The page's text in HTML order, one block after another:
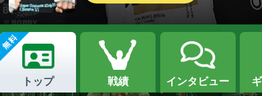
トップ 戦績 インタビュー